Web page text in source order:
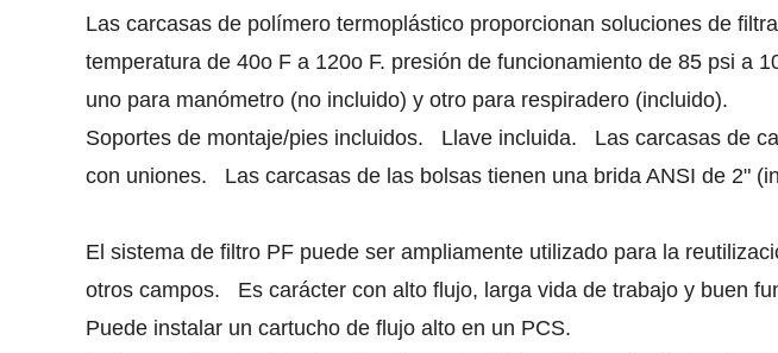
Las carcasas de polímero termoplástico proporcionan soluciones de
temperatura de 40o F a 120o F. presión de funcionamiento de 85 psi
uno para manómetro (no incluido) y otro para respiradero (incluido).
Soportes de montaje/pies incluidos. Llave incluida. Las carcasas de
con uniones. Las carcasas de las bolsas tienen una brida ANSI de 2"
El sistema de filtro PF puede ser ampliamente utilizado para la
otros campos. Es carácter con alto flujo, larga vida de trabajo y buen
Puede instalar un cartucho de flujo alto en un PCS.